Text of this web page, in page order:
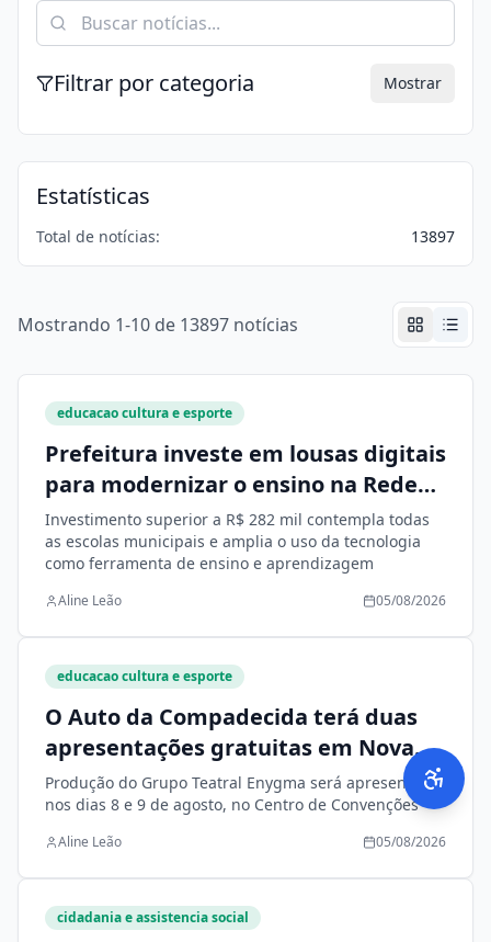
Filtrar por categoria Mostrar
Estatísticas
Total de notícias: 13897
Mostrando 1-10 de 13897 notícias
educacao cultura e esporte
Prefeitura investe em lousas digitais
para modernizar o ensino na Rede
Municipal
Investimento superior a R$ 282 mil contempla todas
as escolas municipais e amplia o uso da tecnologia
como ferramenta de ensino e aprendizagem
Aline Leão 05/08/2026
educacao cultura e esporte
O Auto da Compadecida terá duas
apresentações gratuitas em Nova
Andradina
Produção do Grupo Teatral Enygma será apresentada
nos dias 8 e 9 de agosto, no Centro de Convenções
Aline Leão 05/08/2026
cidadania e assistencia social